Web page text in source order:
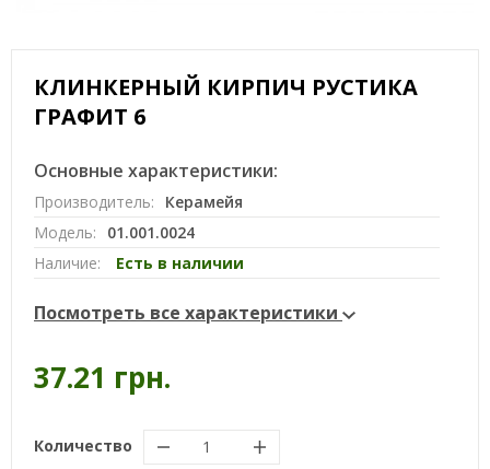
КЛИНКЕРНЫЙ КИРПИЧ РУСТИКА
ГРАФИТ 6
Основные характеристики:
Производитель:
Керамейя
Модель:
01.001.0024
Наличие:
Есть в наличии
Посмотреть все характеристики
37.21 грн.
Количество